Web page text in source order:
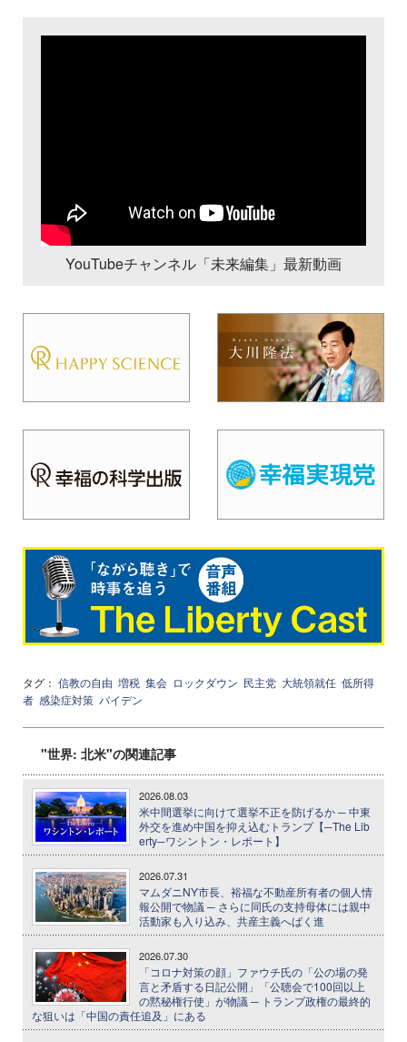
YouTubeチャンネル「未来編集」最新動画
タグ： 信教の自由 増税 集会 ロックダウン 民主党 大統領就任 低所得
者 感染症対策 バイデン
"世界: 北米"の関連記事
2026.08.03
米中間選挙に向けて選挙不正を防げるか ─ 中東
外交を進め中国を抑え込むトランプ【─The Lib
erty─ワシントン・レポート】
2026.07.31
マムダニNY市長、裕福な不動産所有者の個人情
報公開で物議 ─ さらに同氏の支持母体には親中
活動家も入り込み、共産主義へばく進
2026.07.30
「コロナ対策の顔」ファウチ氏の「公の場の発
言と矛盾する日記公開」「公聴会で100回以上
の黙秘権行使」が物議 ─ トランプ政権の最終的
な狙いは「中国の責任追及」にある